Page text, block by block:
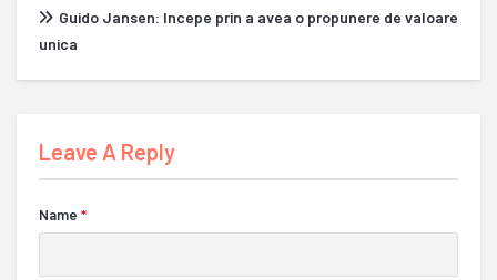
Guido Jansen: Incepe prin a avea o propunere de valoare
unica
Leave A Reply
Name *